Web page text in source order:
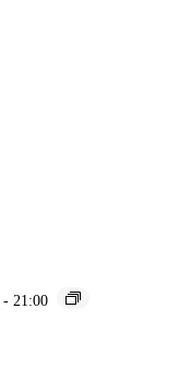
- 21:00